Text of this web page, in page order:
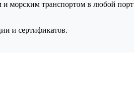
и морским транспортом в любой
и сертификатов.